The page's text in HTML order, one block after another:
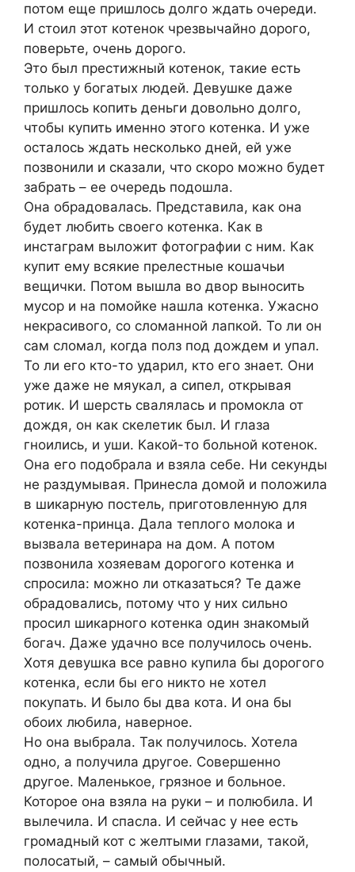
потом еще пришлось долго ждать очереди.
И стоил этот котенок чрезвычайно дорого,
поверьте, очень дорого.
Это был престижный котенок, такие есть
только у богатых людей. Девушке даже
пришлось копить деньги довольно долго,
чтобы купить именно этого котенка. И уже
осталось ждать несколько дней, ей уже
позвонили и сказали, что скоро можно будет
забрать – ее очередь подошла.
Она обрадовалась. Представила, как она
будет любить своего котенка. Как в
инстаграм выложит фотографии с ним. Как
купит ему всякие прелестные кошачьи
вещички. Потом вышла во двор выносить
мусор и на помойке нашла котенка. Ужасно
некрасивого, со сломанной лапкой. То ли он
сам сломал, когда полз под дождем и упал.
То ли его кто-то ударил, кто его знает. Они
уже даже не мяукал, а сипел, открывая
ротик. И шерсть свалялась и промокла от
дождя, он как скелетик был. И глаза
гноились, и уши. Какой-то больной котенок.
Она его подобрала и взяла себе. Ни секунды
не раздумывая. Принесла домой и положила
в шикарную постель, приготовленную для
котенка-принца. Дала теплого молока и
вызвала ветеринара на дом. А потом
позвонила хозяевам дорогого котенка и
спросила: можно ли отказаться? Те даже
обрадовались, потому что у них сильно
просил шикарного котенка один знакомый
богач. Даже удачно все получилось очень.
Хотя девушка все равно купила бы дорогого
котенка, если бы его никто не хотел
покупать. И было бы два кота. И она бы
обоих любила, наверное.
Но она выбрала. Так получилось. Хотела
одно, а получила другое. Совершенно
другое. Маленькое, грязное и больное.
Которое она взяла на руки – и полюбила. И
вылечила. И спасла. И сейчас у нее есть
громадный кот с желтыми глазами, такой,
полосатый, – самый обычный.